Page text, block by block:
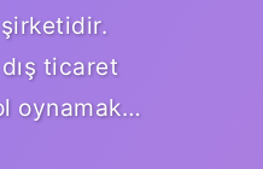
ticaret
oynamak…